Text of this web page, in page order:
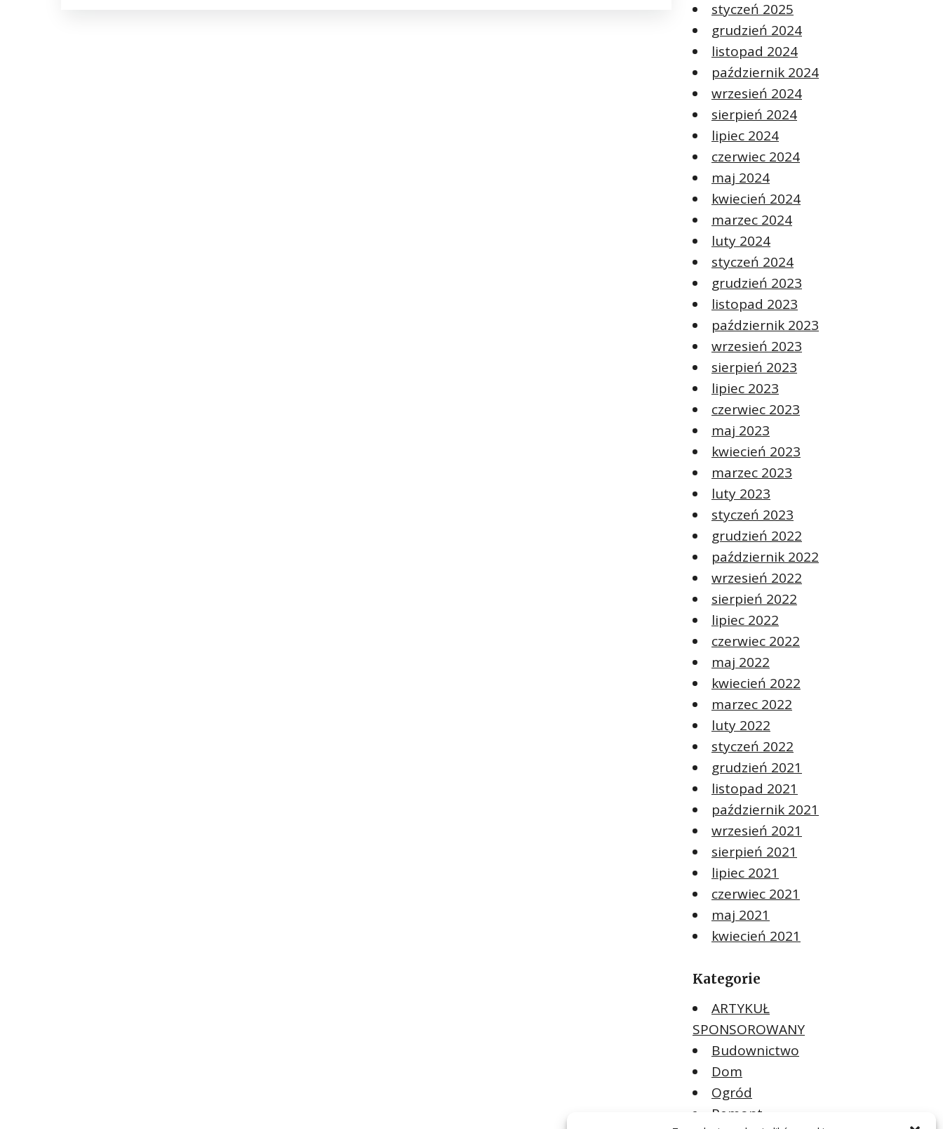
styczeń 2025
grudzień 2024
listopad 2024
październik 2024
wrzesień 2024
sierpień 2024
lipiec 2024
czerwiec 2024
maj 2024
kwiecień 2024
marzec 2024
luty 2024
styczeń 2024
grudzień 2023
listopad 2023
październik 2023
wrzesień 2023
sierpień 2023
lipiec 2023
czerwiec 2023
maj 2023
kwiecień 2023
marzec 2023
luty 2023
styczeń 2023
grudzień 2022
październik 2022
wrzesień 2022
sierpień 2022
lipiec 2022
czerwiec 2022
maj 2022
kwiecień 2022
marzec 2022
luty 2022
styczeń 2022
grudzień 2021
listopad 2021
październik 2021
wrzesień 2021
sierpień 2021
lipiec 2021
czerwiec 2021
maj 2021
kwiecień 2021
Kategorie
ARTYKUŁ
SPONSOROWANY
Budownictwo
Dom
Ogród
Remont